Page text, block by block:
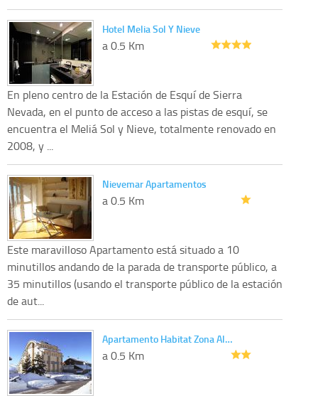
Hotel Melia Sol Y Nieve
a 0.5 Km
En pleno centro de la Estación de Esquí de Sierra
Nevada, en el punto de acceso a las pistas de esquí, se
encuentra el Meliá Sol y Nieve, totalmente renovado en
2008, y ...
Nievemar Apartamentos
a 0.5 Km
Este maravilloso Apartamento está situado a 10
minutillos andando de la parada de transporte público, a
35 minutillos (usando el transporte público de la estación
de aut...
Apartamento Habitat Zona Al…
a 0.5 Km